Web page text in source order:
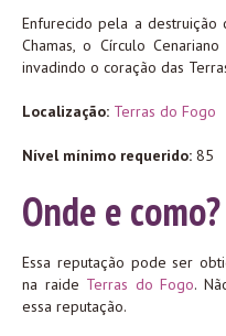
Enfurecido pela a destruição
Chamas, o Círculo
invadindo o coração das
Localização: Terras do Fogo
Nível mínimo requerido: 85
Onde e como?
Essa reputação pode ser
na raide Terras do Fogo.
essa reputação.